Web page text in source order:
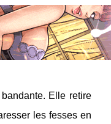
Elle retire
les fesses en